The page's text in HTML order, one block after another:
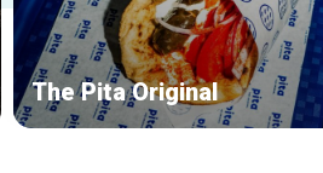
The Pita Original